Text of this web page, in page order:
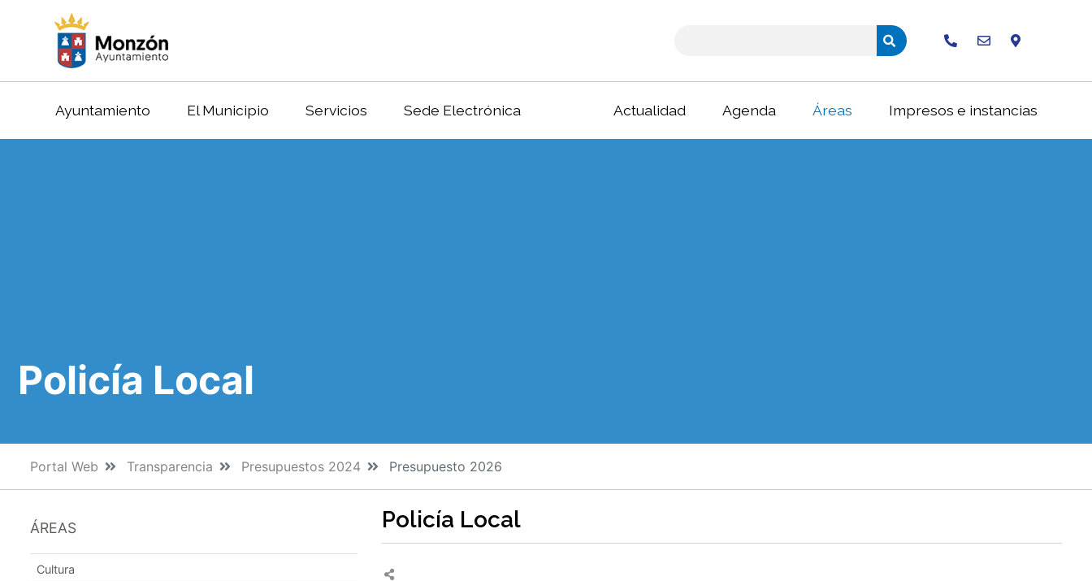
Ayuntamiento El Municipio Servicios Sede Electrónica Actualidad Agenda Áreas Impresos e instancias
Policía Local
Portal Web Transparencia Presupuestos 2024 Presupuesto 2026
ÁREAS
Cultura
Policía Local